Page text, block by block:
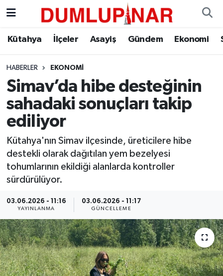
Kütahya İlçeler Asayiş Gündem Ekonomi
HABERLER EKONOMI
Simav’da hibe desteğinin
sahadaki sonuçları takip
ediliyor
Kütahya'nın Simav ilçesinde, üreticilere hibe
destekli olarak dağıtılan yem bezelyesi
tohumlarının ekildiği alanlarda kontroller
sürdürülüyor.
03.06.2026 - 11:16
YAYINLANMA
03.06.2026 - 11:17
GÜNCELLEME
Asayiş
Diğer
Dünya
Eğitim
Ekonomi
Eleman
Haber
Haber İlanlar
Kütahya Hava Durumu
Kütahya Trafik Yoğunluk Haritası
Süper Lig Puan Durumu ve Fikstür
Tüm Manşetler
Son Dakika Haberleri
Haber Arşivi